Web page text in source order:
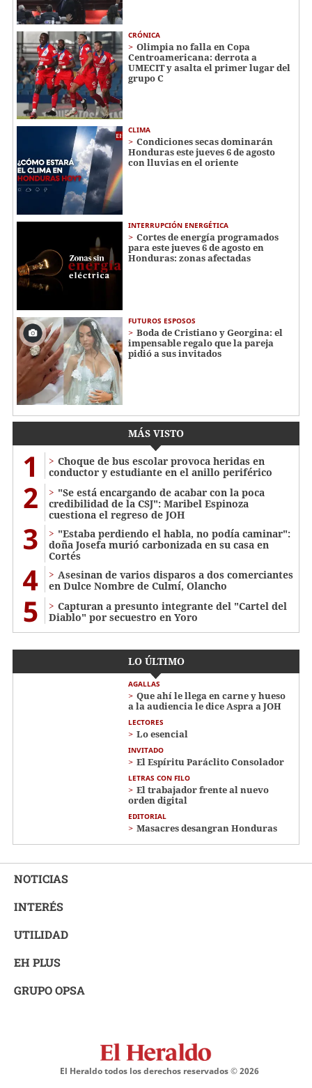
CRÓNICA
Olimpia no falla en Copa
Centroamericana: derrota a
UMECIT y asalta el primer lugar del
grupo C
CLIMA
Condiciones secas dominarán
Honduras este jueves 6 de agosto
con lluvias en el oriente
INTERRUPCIÓN ENERGÉTICA
Cortes de energía programados
para este jueves 6 de agosto en
Honduras: zonas afectadas
FUTUROS ESPOSOS
Boda de Cristiano y Georgina: el
impensable regalo que la pareja
pidió a sus invitados
MÁS VISTO
1
Choque de bus escolar provoca heridas en
conductor y estudiante en el anillo periférico
2
"Se está encargando de acabar con la poca
credibilidad de la CSJ": Maribel Espinoza
cuestiona el regreso de JOH
3
"Estaba perdiendo el habla, no podía caminar":
doña Josefa murió carbonizada en su casa en
Cortés
4
Asesinan de varios disparos a dos comerciantes
en Dulce Nombre de Culmí, Olancho
5
Capturan a presunto integrante del "Cartel del
Diablo" por secuestro en Yoro
LO ÚLTIMO
AGALLAS
Que ahí le llega en carne y hueso
a la audiencia le dice Aspra a JOH
LECTORES
Lo esencial
INVITADO
El Espíritu Paráclito Consolador
LETRAS CON FILO
El trabajador frente al nuevo
orden digital
EDITORIAL
Masacres desangran Honduras
NOTICIAS
INTERÉS
UTILIDAD
EH PLUS
GRUPO OPSA
El Heraldo todos los derechos reservados ©2026